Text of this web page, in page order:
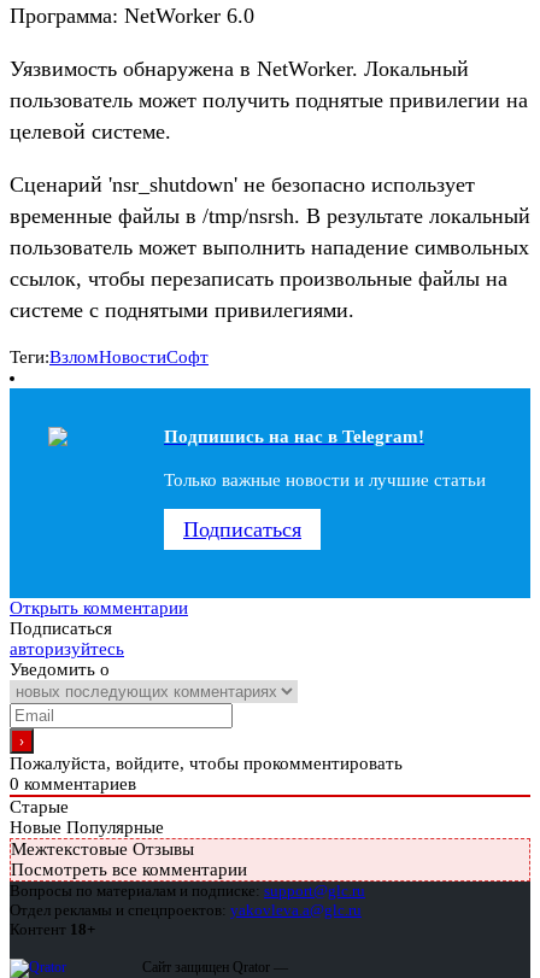
Программа: NetWorker 6.0
Уязвимость обнаружена в NetWorker. Локальный
пользователь может получить поднятые привилегии на
целевой системе.
Сценарий 'nsr_shutdown' не безопасно использует
временные файлы в /tmp/nsrsh. В результате локальный
пользователь может выполнить нападение символьных
ссылок, чтобы перезаписать произвольные файлы на
системе с поднятыми привилегиями.
Теги:ВзломНовостиСофт
Подпишись на наc в Telegram!
Только важные новости и лучшие статьи
Подписаться
Открыть комментарии
Подписаться
авторизуйтесь
Уведомить о
Пожалуйста, войдите, чтобы прокомментировать
0 комментариев
Старые
Новые Популярные
Межтекстовые Отзывы
Посмотреть все комментарии
Вопросы по материалам и подписке: support@glc.ru
Отдел рекламы и спецпроектов: yakovleva.a@glc.ru
Контент 18+
Сайт защищен Qrator —